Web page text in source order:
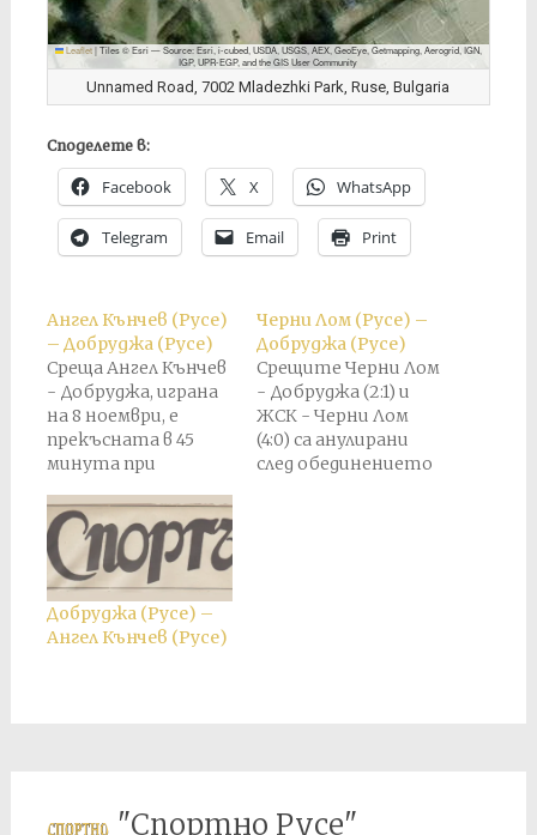
Leaflet |Tiles © Esri — Source: Esri, i-cubed, USDA, USGS, AEX, GeoEye, Getmapping, Aerogrid, IGN,
IGP, UPR-EGP, and the GIS User Community
Unnamed Road, 7002 Mladezhki Park, Ruse, Bulgaria
Споделете в:
Facebook X WhatsApp
Telegram Email Print
Ангел Кънчев (Русе)
– Добруджа (Русе)
Среща Ангел Кънчев
- Добруджа, играна
на 8 ноември, е
прекъсната в 45
минута при
на Добруджа. Този
резултат остава
краен.
Черни Лом (Русе) –
Добруджа (Русе)
Срещите Черни Лом
- Добруджа (2:1) и
ЖСК - Черни Лом
(4:0) са анулирани
след обединението
Добруджа (Русе) –
Ангел Кънчев (Русе)
"Спортно Русе"